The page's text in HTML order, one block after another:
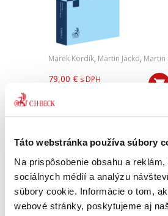
Táto webstránka používa súbory
Na prispôsobenie obsahu a
sociálnych médií a analýzu
súbory cookie. Informácie o tom,
webové stránky, poskytujeme aj
Marek Kordík, Martin Jacko, Martin
79,00 € s DPH
Predkladané odborné dielo
komplexnú interdisciplinárnu
informácií, poznatkov a